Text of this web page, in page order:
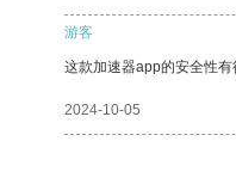
游客
这款加速器app的安全性有
2024-10-05